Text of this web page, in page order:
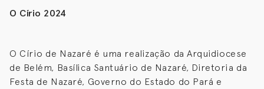
O Círio 2024
O Círio de Nazaré é uma realização da Arquidiocese
de Belém, Basílica Santuário de Nazaré, Diretoria da
Festa de Nazaré, Governo do Estado do Pará e